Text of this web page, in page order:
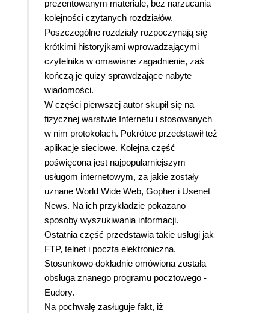
prezentowanym materiale, bez narzucania
kolejności czytanych rozdziałów.
Poszczególne rozdziały rozpoczynają się
krótkimi historyjkami wprowadzającymi
czytelnika w omawiane zagadnienie, zaś
kończą je quizy sprawdzające nabyte
wiadomości.
W części pierwszej autor skupił się na
fizycznej warstwie Internetu i stosowanych
w nim protokołach. Pokrótce przedstawił też
aplikacje sieciowe. Kolejna część
poświęcona jest najpopularniejszym
usługom internetowym, za jakie zostały
uznane World Wide Web, Gopher i Usenet
News. Na ich przykładzie pokazano
sposoby wyszukiwania informacji.
Ostatnia część przedstawia takie usługi jak
FTP, telnet i poczta elektroniczna.
Stosunkowo dokładnie omówiona została
obsługa znanego programu pocztowego -
Eudory.
Na pochwałę zasługuje fakt, iż